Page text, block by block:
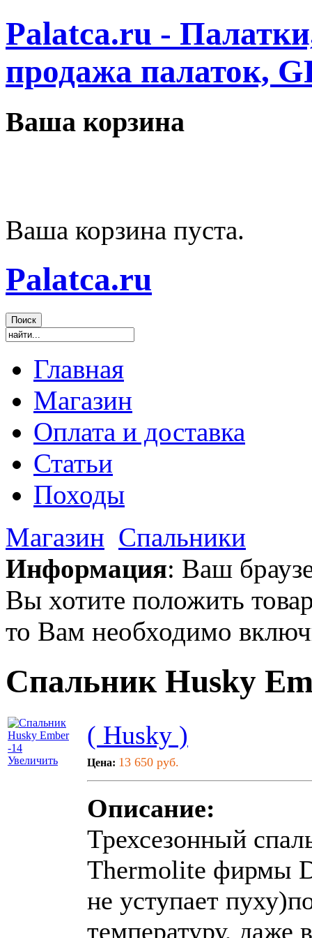
Palatca.ru -
продажа палаток,
Ваша корзина
Ваша корзина пуста.
Palatca.ru
Главная
Магазин
Оплата и доставка
Статьи
Походы
Магазин Спальники
Информация: Ваш
Вы хотите положить
то Вам необходимо
Спальник Husky
Увеличить
( Husky )
Цена: 13 650 руб.
Описание:
Трехсезонный
Thermolite фирмы
не уступает
температуру, даже